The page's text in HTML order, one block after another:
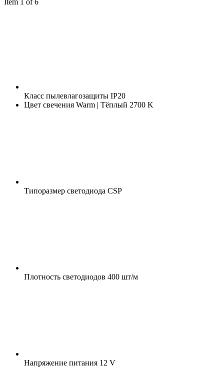
Класс пылевлагозащиты IP20
Цвет свечения Warm | Тёплый 2700 K
Типоразмер светодиода CSP
Плотность светодиодов 400 шт/м
Напряжение питания 12 V